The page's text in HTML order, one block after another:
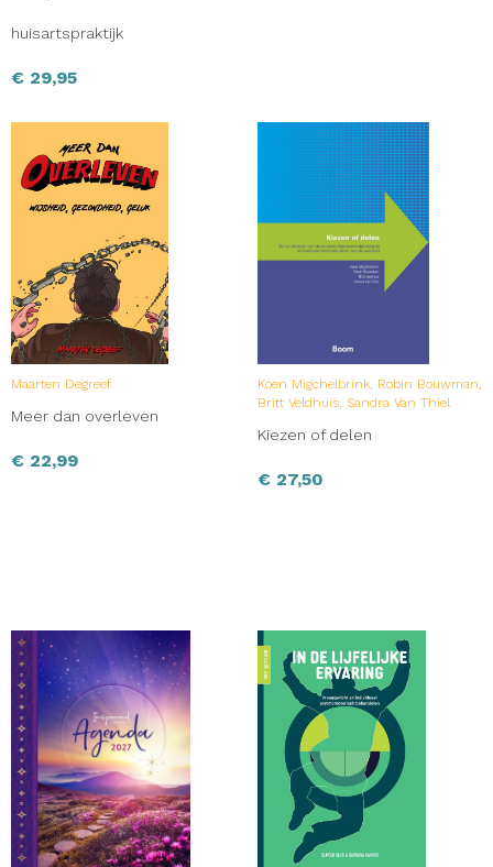
huisartspraktijk
€ 29,95
Maarten Degreef
Meer dan overleven
€ 22,99
Koen Migchelbrink, Robin Bouwman,
Britt Veldhuis, Sandra Van Thiel
Kiezen of delen
€ 27,50